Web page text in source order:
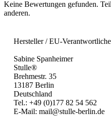
Keine Bewertungen gefunden.
anderen.
Hersteller / EU-
Sabine Spanheimer
Stulle®
Brehmestr. 35
13187 Berlin
Deutschland
Tel.: +49 (0)177 82 54 562
E-Mail: mail@stulle-berlin.de